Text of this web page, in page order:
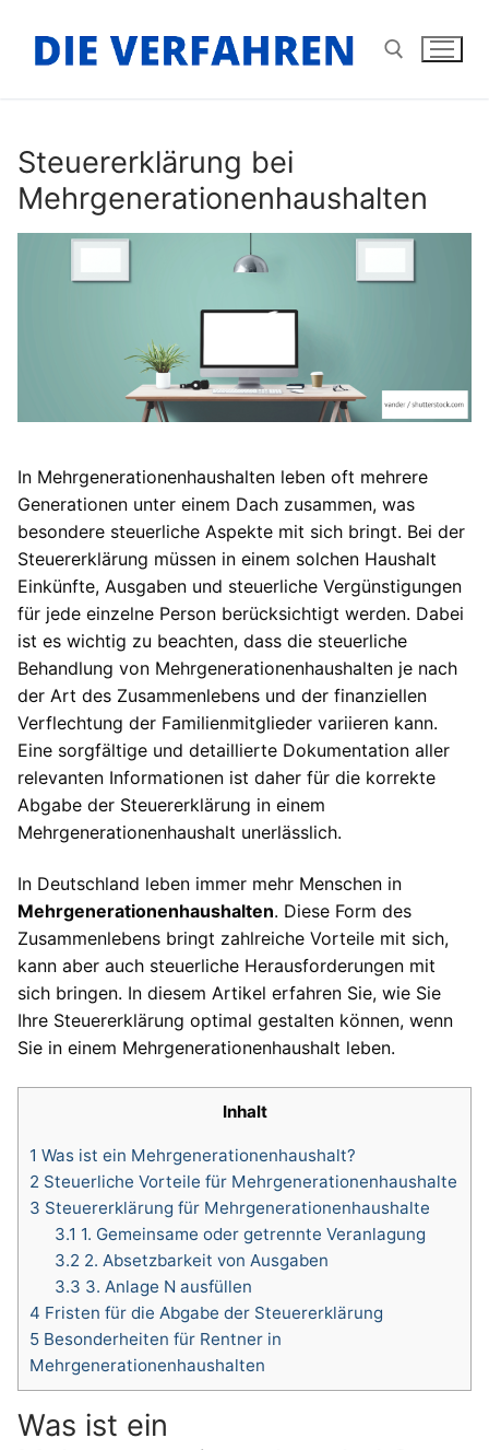
Inhalt
springen
Steuererklärung bei
Mehrgenerationenhaushalten
In Mehrgenerationenhaushalten leben oft mehrere
Generationen unter einem Dach zusammen, was
besondere steuerliche Aspekte mit sich bringt. Bei der
Steuererklärung müssen in einem solchen Haushalt
Einkünfte, Ausgaben und steuerliche Vergünstigungen
für jede einzelne Person berücksichtigt werden. Dabei
ist es wichtig zu beachten, dass die steuerliche
Behandlung von Mehrgenerationenhaushalten je nach
der Art des Zusammenlebens und der finanziellen
Verflechtung der Familienmitglieder variieren kann.
Eine sorgfältige und detaillierte Dokumentation aller
relevanten Informationen ist daher für die korrekte
Abgabe der Steuererklärung in einem
Mehrgenerationenhaushalt unerlässlich.
In Deutschland leben immer mehr Menschen in
Mehrgenerationenhaushalten. Diese Form des
Zusammenlebens bringt zahlreiche Vorteile mit sich,
kann aber auch steuerliche Herausforderungen mit
sich bringen. In diesem Artikel erfahren Sie, wie Sie
Ihre Steuererklärung optimal gestalten können, wenn
Sie in einem Mehrgenerationenhaushalt leben.
Inhalt
1 Was ist ein Mehrgenerationenhaushalt?
2 Steuerliche Vorteile für Mehrgenerationenhaushalte
3 Steuererklärung für Mehrgenerationenhaushalte
3.1 1. Gemeinsame oder getrennte Veranlagung
3.2 2. Absetzbarkeit von Ausgaben
3.3 3. Anlage N ausfüllen
4 Fristen für die Abgabe der Steuererklärung
5 Besonderheiten für Rentner in
Mehrgenerationenhaushalten
Was ist ein